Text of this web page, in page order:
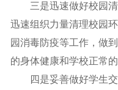
三是迅速做好校园清
迅速组织力量清理校园
园消毒防疫等工作，做
的身体健康和学校正常的
四是妥善做好学生交